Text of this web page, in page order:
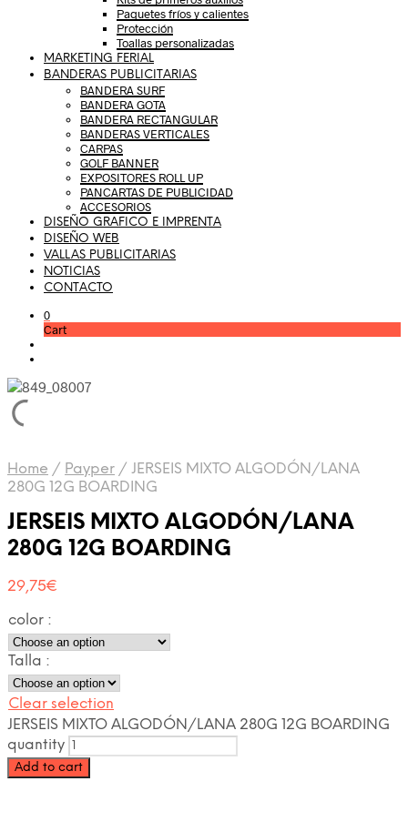
Paquetes fríos y calientes
Protección
Toallas personalizadas
MARKETING FERIAL
BANDERAS PUBLICITARIAS
BANDERA SURF
BANDERA GOTA
BANDERA RECTANGULAR
BANDERAS VERTICALES
CARPAS
GOLF BANNER
EXPOSITORES ROLL UP
PANCARTAS DE PUBLICIDAD
ACCESORIOS
DISEÑO GRAFICO E IMPRENTA
DISEÑO WEB
VALLAS PUBLICITARIAS
NOTICIAS
CONTACTO
0
Cart
Home / Payper / JERSEIS MIXTO ALGODÓN/LANA
280G 12G BOARDING
JERSEIS MIXTO ALGODÓN/LANA
280G 12G BOARDING
29,75€
color :
Talla :
Clear selection
JERSEIS MIXTO ALGODÓN/LANA 280G 12G BOARDING
quantity
Add to cart